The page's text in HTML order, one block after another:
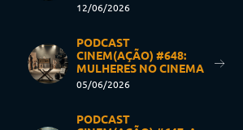
12/06/2026
PODCAST
CINEM(AÇÃO) #648:
MULHERES NO CINEMA
05/06/2026
PODCAST